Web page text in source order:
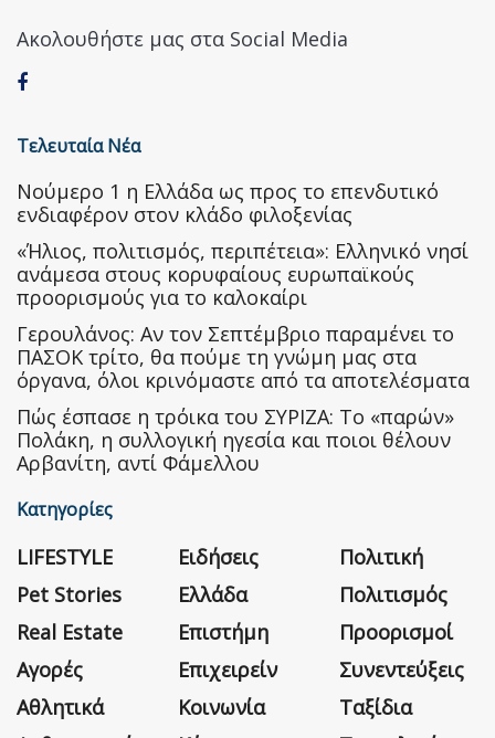
Ακολουθήστε μας στα Social Media
Τελευταία Νέα
Nούμερο 1 η Ελλάδα ως προς το επενδυτικό
ενδιαφέρον στον κλάδο φιλοξενίας
«Ήλιος, πολιτισμός, περιπέτεια»: Ελληνικό νησί
ανάμεσα στους κορυφαίους ευρωπαϊκούς
προορισμούς για το καλοκαίρι
Γερουλάνος: Αν τον Σεπτέμβριο παραμένει το
ΠΑΣΟΚ τρίτο, θα πούμε τη γνώμη μας στα
όργανα, όλοι κρινόμαστε από τα αποτελέσματα
Πώς έσπασε η τρόικα του ΣΥΡΙΖΑ: Το «παρών»
Πολάκη, η συλλογική ηγεσία και ποιοι θέλουν
Αρβανίτη, αντί Φάμελλου
Κατηγορίες
LIFESTYLE
Pet Stories
Real Estate
Αγορές
Αθλητικά
Ειδήσεις
Ελλάδα
Επιστήμη
Επιχειρείν
Κοινωνία
Πολιτική
Πολιτισμός
Προορισμοί
Συνεντεύξεις
Ταξίδια